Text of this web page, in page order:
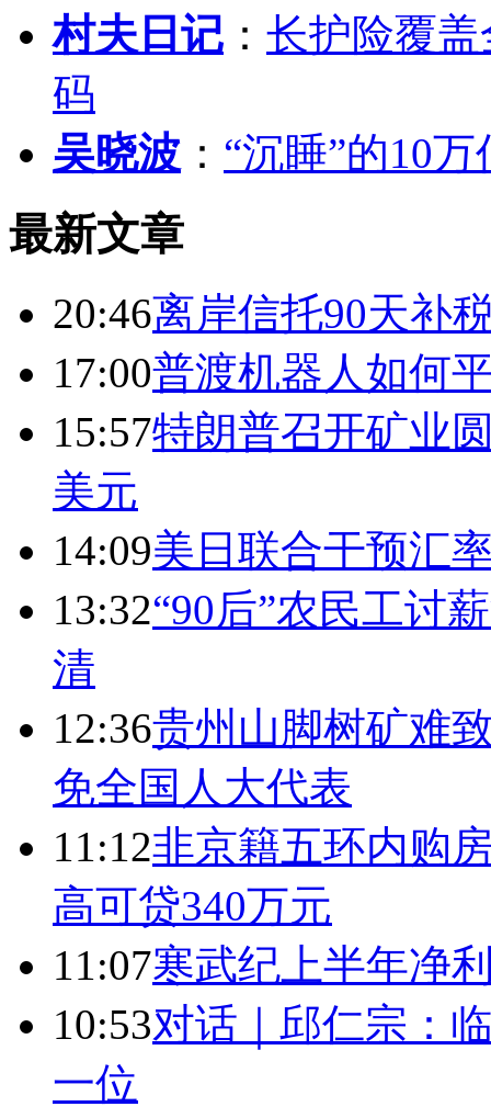
村夫日记 ： 长护险覆
码
吴晓波 ： “沉睡”的10
最新文章
20:46离岸信托90天补
17:00普渡机器人如何
15:57特朗普召开矿业
美元
14:09美日联合干预汇
13:32“90后”农民工讨
清
12:36贵州山脚树矿难
免全国人大代表
11:12非京籍五环内购
高可贷340万元
11:07寒武纪上半年净
10:53对话｜邱仁宗：
一位